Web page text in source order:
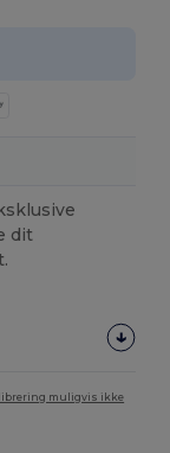
dit
muligvis ikke